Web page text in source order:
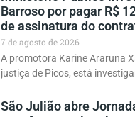
Barroso por pagar R$
de assinatura do
7 de agosto de 2026
A promotora Karine Araruna
justiça de Picos, está
São Julião abre